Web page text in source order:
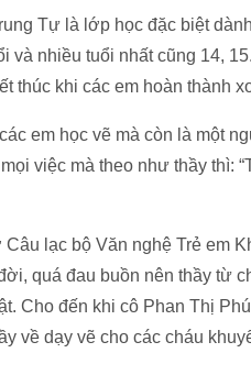
Tự là lớp học đặc biệt
và nhiều tuổi nhất cũng 14,
khi các em hoàn thành
em học vẽ mà còn là một
việc mà theo như thầy thì:
lạc bộ Văn nghệ Trẻ em
quá đau buồn nên thầy từ
Cho đến khi cô Phan Thị
về dạy vẽ cho các cháu